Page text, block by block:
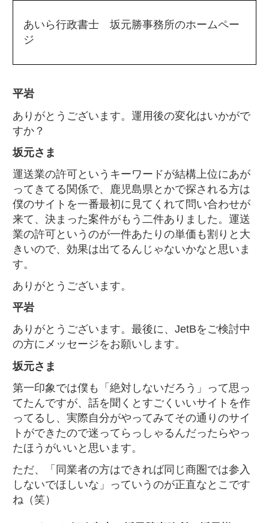
あいら行政書士 坂元勝事務所のホームペー
ジ
平岩
ありがとうございます。運用後の変化はいかがで
すか？
坂元さま
運送業の許可というキーワードが結構上位にあが
ってきてる関係で、鹿児島県とかで探される方は
僕のサイトを一番最初に見てくれて問い合わせが
来て、決まった案件がもう二件ありました。運送
業の許可というのが一件あたりの単価も割りと大
きいので、効果は出てるんじゃないかなと思いま
す。
ありがとうございます。
平岩
ありがとうございます。最後に、JetBをご検討中
の方にメッセージをお願いします。
坂元さま
第一印象では僕も「絶対しないだろう」って思っ
てたんですが、話を聞くとすごくいいサイトを作
ってるし、実際自分がやってみてその通りのサイ
トができたので迷ってらっしゃるんだったらやっ
たほうがいいと思います。
ただ、「同業者の方はできれば同じ商圏では参入
しないでほしいな」っていうのが正直なとこです
ね（笑）